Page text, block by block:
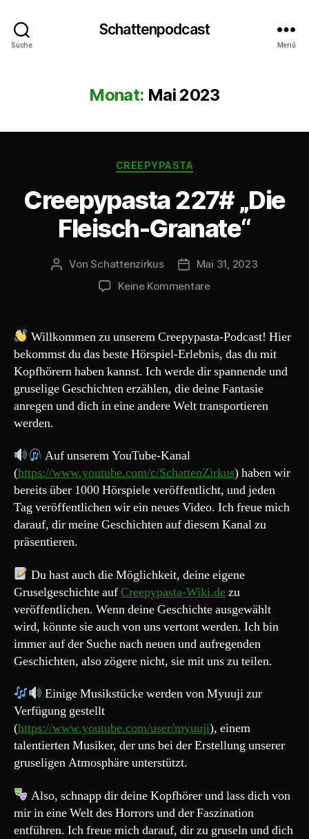
Suche
Schattenpodcast
Menü
Monat: Mai 2023
Kategorien
CREEPYPASTA
Creepypasta 227# „Die
Fleisch-Granate“
Beitragsautor
VonSchattenzirkus Beitragsdatum
Mai 31, 2023
Keine Kommentarezu
„Die
Granate“
Willkommen zu unserem Creepypasta-Podcast! Hier
bekommst du das beste Hörspiel-Erlebnis, das du mit
Kopfhörern haben kannst. Ich werde dir spannende und
gruselige Geschichten erzählen, die deine Fantasie
anregen und dich in eine andere Welt transportieren
werden.
Auf unserem YouTube-Kanal
(https://www.youtube.com/c/SchattenZirkus) haben wir
bereits über 1000 Hörspiele veröffentlicht, und jeden
Tag veröffentlichen wir ein neues Video. Ich freue mich
darauf, dir meine Geschichten auf diesem Kanal zu
präsentieren.
Du hast auch die Möglichkeit, deine eigene
Gruselgeschichte aufCreepypasta-Wiki.dezu
veröffentlichen. Wenn deine Geschichte ausgewählt
wird, könnte sie auch von uns vertont werden. Ich bin
immer auf der Suche nach neuen und aufregenden
Geschichten, also zögere nicht, sie mit uns zu teilen.
Einige Musikstücke werden von Myuuji zur
Verfügung gestellt
(https://www.youtube.com/user/myuuji), einem
talentierten Musiker, der uns bei der Erstellung unserer
gruseligen Atmosphäre unterstützt.
Also, schnapp dir deine Kopfhörer und lass dich von
mir in eine Welt des Horrors und der Faszination
entführen. Ich freue mich darauf, dir zu gruseln und dich